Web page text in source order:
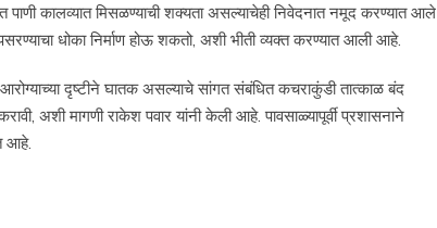
पाणी कालव्यात मिसळण्याची शक्यता असल्याचेही निवेदनात नमूद करण्यात आले
धोका निर्माण होऊ शकतो, अशी भीती व्यक्त करण्यात आली आहे.
दृष्टीने घातक असल्याचे सांगत संबंधित कचराकुंडी तात्काळ बंद
अशी मागणी राकेश पवार यांनी केली आहे. पावसाळ्यापूर्वी प्रशासनाने
आहे.